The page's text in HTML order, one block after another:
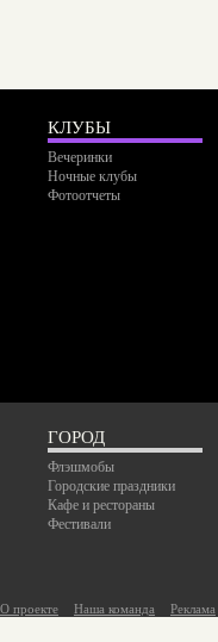
КЛУБЫ
Вечеринки
Ночные клубы
Фотоотчеты
ГОРОД
Флэшмобы
Городские праздники
Кафе и рестораны
Фестивали
О проекте Наша команда Реклама